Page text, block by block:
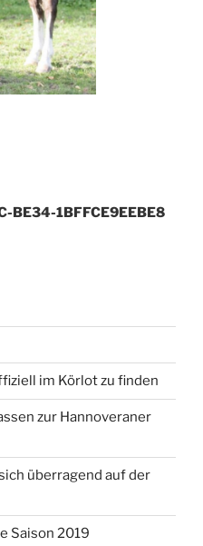
BE34-1BFFCE9EEBE8
im Körlot zu finden
zur Hannoveraner
überragend auf der
Saison 2019